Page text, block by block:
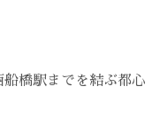
船橋駅までを結ぶ都心